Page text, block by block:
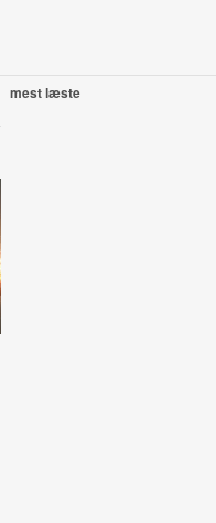
mest læste